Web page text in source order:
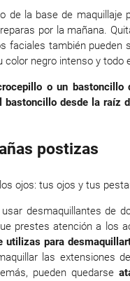
de la base de maquillaje
por la mañana.
faciales también pueden
negro intenso y todo
o un
desde la raíz
postizas
ojos: tus ojos y tus
desmaquillantes de
prestes atención a los
utilizas para
las extensiones
pueden quedarse